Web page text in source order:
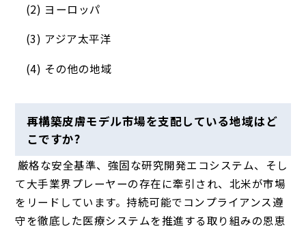
ヨーロッパ
アジア太平洋
その他の地域
再構築皮膚モデル市場を支配している地域はど
こですか?
厳格な安全基準、強固な研究開発エコシステム、そし
て大手業界プレーヤーの存在に牽引され、北米が市場
をリードしています。持続可能でコンプライアンス遵
守を徹底した医療システムを推進する取り組みの恩恵